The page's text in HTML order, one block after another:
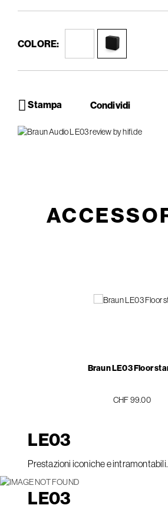
COLORE:
Stampa Condividi
Braun LE03 Floor
CHF 99.00
LE03
Prestazioni iconiche e intramontabili.
LE03